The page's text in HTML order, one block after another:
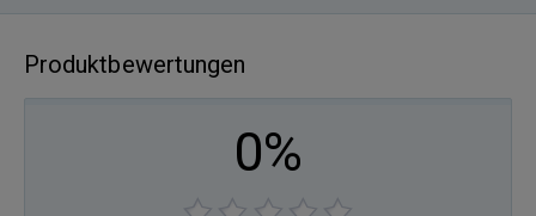
Produktbewertungen
0%